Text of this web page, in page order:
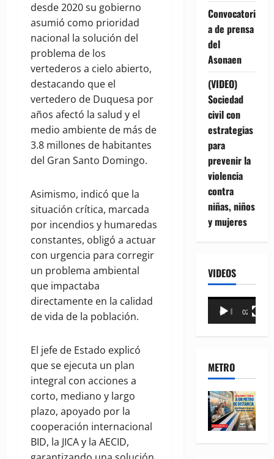
desde 2020 su gobierno
asumió como prioridad
nacional la solución del
problema de los
vertederos a cielo abierto,
destacando que el
vertedero de Duquesa por
años afectó la salud y el
medio ambiente de más de
3.8 millones de habitantes
del Gran Santo Domingo.
Asimismo, indicó que la
situación crítica, marcada
por incendios y humaredas
constantes, obligó a actuar
con urgencia para corregir
un problema ambiental
que impactaba
directamente en la calidad
de vida de la población.
El jefe de Estado explicó
que se ejecuta un plan
integral con acciones a
corto, mediano y largo
plazo, apoyado por la
cooperación internacional
BID, la JICA y la AECID,
Convocatori
a de prensa
del
Asonaen
(VIDEO)
Sociedad
civil con
estrategias
para
prevenir la
violencia
contra
niñas, niños
y mujeres
VIDEOS
Reproductor
00:00 02:18
METRO